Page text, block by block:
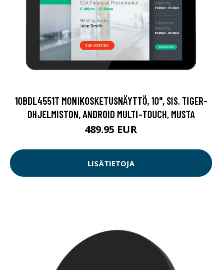
10BDL4551T MONIKOSKETUSNÄYTTÖ, 10", SIS. TIGER-
OHJELMISTON, ANDROID MULTI-TOUCH, MUSTA
489.95 EUR
LISÄTIETOJA